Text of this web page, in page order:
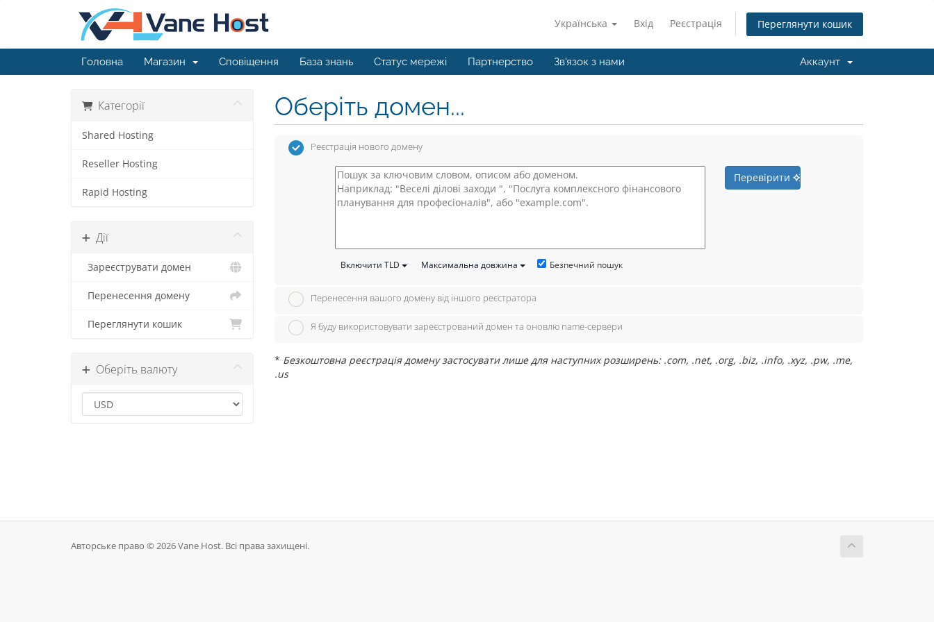
Українська Вхід Реєстрація Переглянути кошик
Головна Магазин Сповіщення База знань Статус мережі Партнерство Зв'язок з нами Аккаунт
Категорії
Shared Hosting
Reseller Hosting
Rapid Hosting
Дії
Зареєструвати домен
Перенесення домену
Переглянути кошик
Оберіть валюту
Оберіть домен...
Реєстрація нового домену
Перевірити
Включити TLD Максимальна довжина Безпечний пошук
Перенесення вашого домену від іншого реєстратора
Я буду використовувати зареєстрований домен та оновлю name-сервери
* Безкоштовна реєстрація домену застосувати лише для наступних розширень: .com, .net, .org, .biz, .info, .xyz, .pw, .me,
.us
Авторське право © 2026 Vane Host. Всі права захищені.